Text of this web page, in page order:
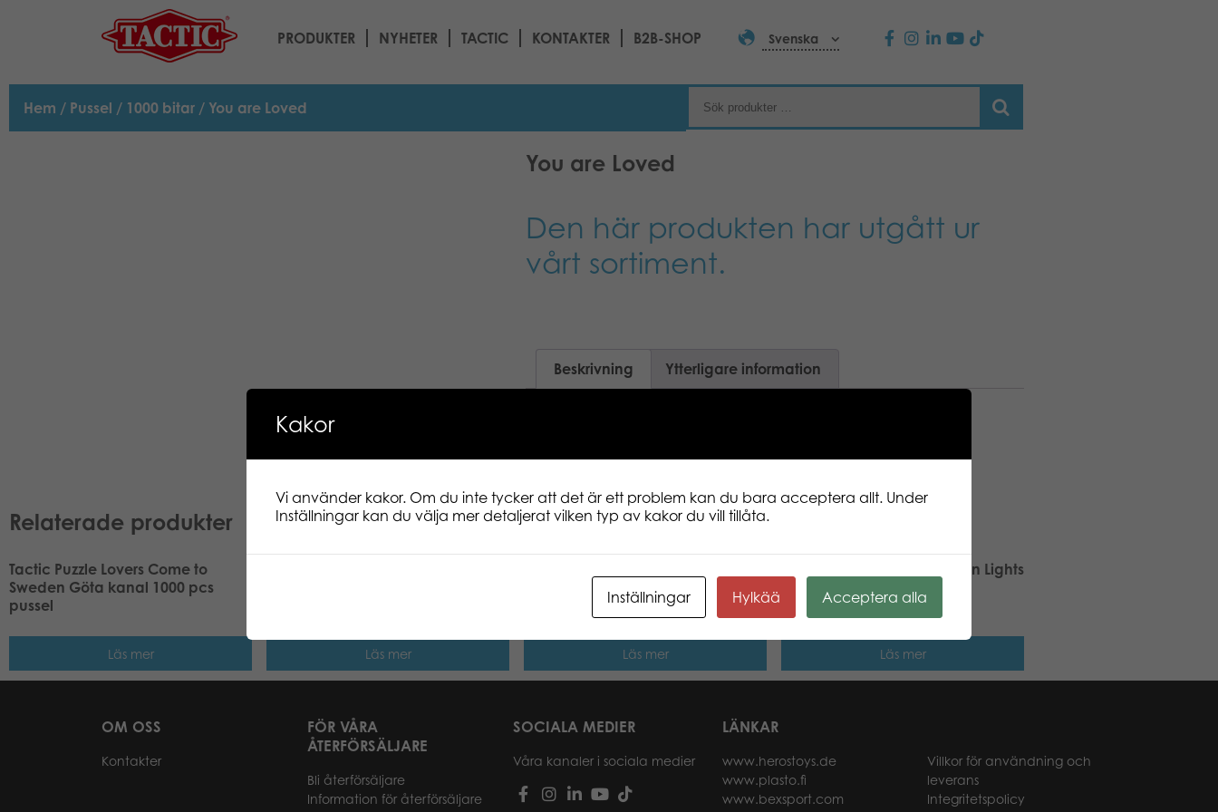
PRODUKTER NYHETER TACTIC KONTAKTER B2B-SHOP Svenska
Hem / Pussel / 1000 bitar / You are Loved
You are Loved
Den här produkten har utgått ur
vårt sortiment.
Beskrivning Ytterligare information
Relaterade produkter
Tactic Puzzle Lovers Come to
Sweden Göta kanal 1000 pcs
pussel
Läs mer Läs mer
Map 1000 pcs pussel
Läs mer
Tactic Puzzle Lovers Northern Lights
in Tromso 1000 pcs pussel
Läs mer
OM OSS
Kontakter
FÖR VÅRA
ÅTERFÖRSÄLJARE
Bli återförsäljare
Information för återförsäljare
SOCIALA MEDIER
Våra kanaler i sociala medier
LÄNKAR
www.herostoys.de
www.plasto.fi
www.bexsport.com
Villkor för användning och
leverans
Integritetspolicy
Kakor
Vi använder kakor. Om du inte tycker att det är ett problem kan du bara acceptera allt. Under
Inställningar kan du välja mer detaljerat vilken typ av kakor du vill tillåta.
Inställningar Hylkää Acceptera alla